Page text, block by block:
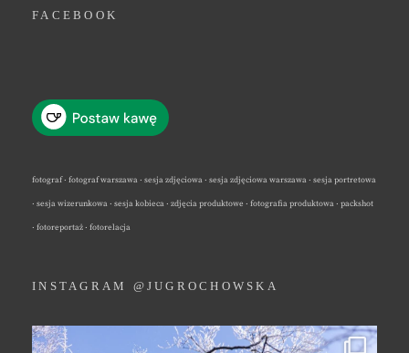
FACEBOOK
fotograf · fotograf warszawa · sesja zdjęciowa · sesja zdjęciowa warszawa · sesja portretowa
· sesja wizerunkowa · sesja kobieca · zdjęcia produktowe · fotografia produktowa · packshot
· fotoreportaż · fotorelacja
INSTAGRAM @JUGROCHOWSKA